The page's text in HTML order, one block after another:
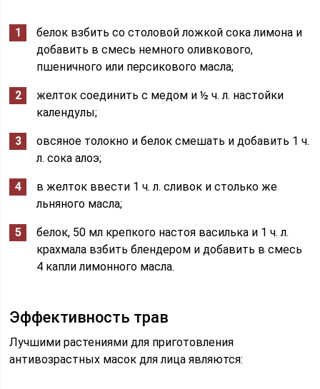
белок взбить со столовой ложкой сока лимона и
добавить в смесь немного оливкового,
пшеничного или персикового масла;
желток соединить с медом и ½ ч. л. настойки
календулы;
овсяное толокно и белок смешать и добавить 1 ч.
л. сока алоэ;
в желток ввести 1 ч. л. сливок и столько же
льняного масла;
белок, 50 мл крепкого настоя василька и 1 ч. л.
крахмала взбить блендером и добавить в смесь
4 капли лимонного масла.
Эффективность трав
Лучшими растениями для приготовления
антивозрастных масок для лица являются: